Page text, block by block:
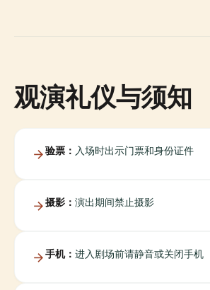
观演礼仪与须知
验票： 入场时出示门票和身份证件
摄影： 演出期间禁止摄影
手机： 进入剧场前请静音或关闭手机